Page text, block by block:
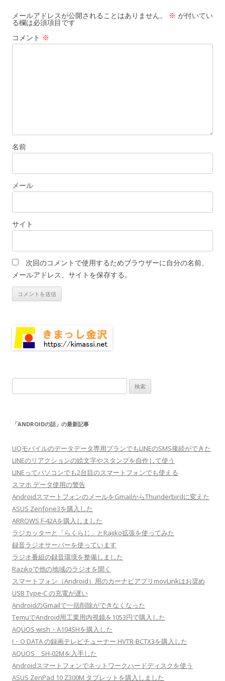
メールアドレスが公開されることはありません。 ※ が付いてい
る欄は必須項目です
コメント ※
名前
メール
サイト
次回のコメントで使用するためブラウザーに自分の名前、
メールアドレス、サイトを保存する。
索:
「ANDROIDの話」の最新記事
UQモバイルのデータデータ専用プランでもLINEのSMS接続ができた
LINEのリアクションの絵文字やスタンプを自作して使う
LINEってパソコンでも2台目のスマートフォンでも使える
スマホ データ使用の警告
AndroidスマートフォンのメールをGmailからThunderbirdに変えた
ASUS Zenfone3を購入した
ARROWS F-42Aを購入しました
ラジカッターと「らくらじ」とRajiko拡張を使ってみた
録音ラジオサーバーを使っています
ラジオ番組の録音環境を整備しました
Razikoで他の地域のラジオを聞く
スマートフォン（Android）用のカーナビアプリmovLinkはお奨め
USB Type-C の充電が遅い
AndroidのGmailで一括削除ができなくなった
TemuでAndroid用工業用内視鏡を1053円で購入した
AQUOS wish・A104SHを購入した
I・O DATA の録画テレビチューナー HVTR-BCTX3を購入した
AQUOS SH-02Mを入手した
Androidスマートフォンでネットワークハードディスクを使う
ASUS ZenPad 10 Z300M タブレットを購入しました